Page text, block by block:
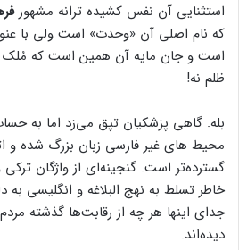
وقتی گفت:الملک یبقی مع الکفر ولا
استثنایی آن نفس کشیده ترانه مشهور
که نام اصلی آن «وحدت»‌ است ولی با
ظلم نه!
بله. گاهی پزشکیان تپق می‌زد اما به
محیط های غیر فارسی زبان بزرگ شده و
گسترده‌تر است. گنجینه‌ای از واژگان ترکی
خاطر تسلط به نهج البلاغه و انگلیسی به